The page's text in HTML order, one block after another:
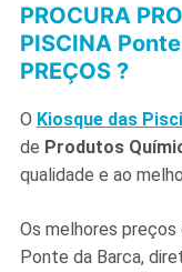
PROCURA
PISCINA
PREÇOS ?
O Kiosque das
de Produtos
qualidade e ao
Os melhores
Ponte da Barca,